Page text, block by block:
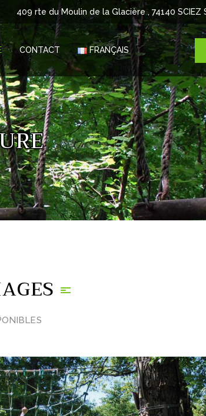
409 rte du Moulin de la Glacière , 74140 SCIEZ
CONTACT FRANÇAIS